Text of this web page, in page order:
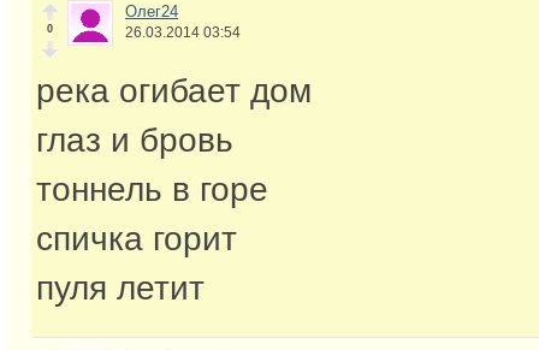
0
Олег24
26.03.2014 03:54
река огибает дом
глаз и бровь
тоннель в горе
спичка горит
пуля летит